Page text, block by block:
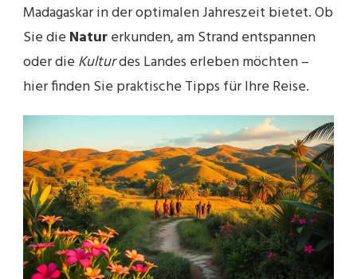
Madagaskar in der optimalen Jahreszeit bietet. Ob
Sie die Naturerkunden, am Strand entspannen
oder die Kulturdes Landes erleben möchten –
hier finden Sie praktische Tipps für Ihre Reise.